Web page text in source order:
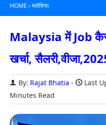
HOME › मलेशिया
Malaysia में Job कैसे
खर्चा,
By: Rajat Bhatia Last
Minutes Read